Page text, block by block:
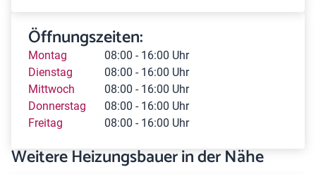
Öffnungszeiten:
Montag
08:00 - 16:00 Uhr
Dienstag
08:00 - 16:00 Uhr
Mittwoch
08:00 - 16:00 Uhr
Donnerstag
08:00 - 16:00 Uhr
Freitag
08:00 - 16:00 Uhr
Weitere Heizungsbauer in der Nähe